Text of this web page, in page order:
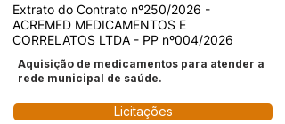
Extrato do Contrato nº250/2026 -
ACREMED MEDICAMENTOS E
CORRELATOS LTDA - PP nº004/2026
Aquisição de medicamentos para atender a
rede municipal de saúde.
Licitações